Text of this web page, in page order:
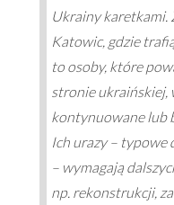
Ukrainy karetkami.
Katowic, gdzie
to osoby, które
stronie ukraińskiej,
kontynuowane lub
Ich urazy – typowe
– wymagają
np. rekonstrukcji,